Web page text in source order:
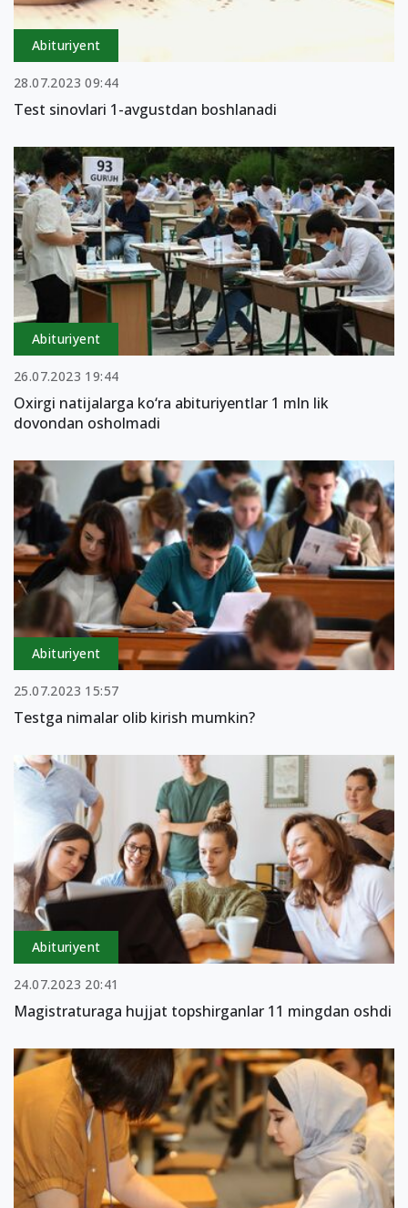
Abituriyent
28.07.2023 09:44
Test sinovlari 1-avgustdan boshlanadi
Abituriyent
26.07.2023 19:44
Oxirgi natijalarga ko‘ra abituriyentlar 1 mln lik
dovondan osholmadi
Abituriyent
25.07.2023 15:57
Testga nimalar olib kirish mumkin?
Abituriyent
24.07.2023 20:41
Magistraturaga hujjat topshirganlar 11 mingdan oshdi